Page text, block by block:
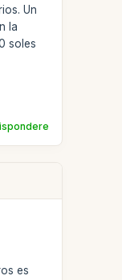
Un
la
soles
es